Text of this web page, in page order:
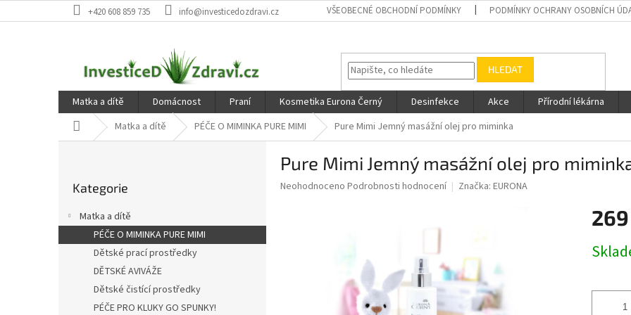
na
+420 608 859 735 info@investicedozdravi.cz VŠEOBECNÉ OBCHODNÍ PODMÍNKY PODMÍNKY OCHRANY OSOBNÍCH
HLEDAT
Matka a dítě Domácnost Praní Kosmetika Eurona Černý Desinfekce Akce Přírodní lékárna
Domů Matka a dítě PÉČE O MIMINKA PURE MIMI Pure Mimi Jemný masážní olej pro miminka
a
n
kategorie
Kategorie
Matka a dítě
PÉČE O MIMINKA PURE MIMI
Dětské prací prostředky
DĚTSKÉ AVIVÁŽE
Dětské čistící prostředky
PÉČE PRO KLUKY GO SPUNKY!
Pure Mimi Jemný masážní olej pro
Průměrné
Neohodnoceno Podrobnosti hodnocení Značka: EURONA
cena: